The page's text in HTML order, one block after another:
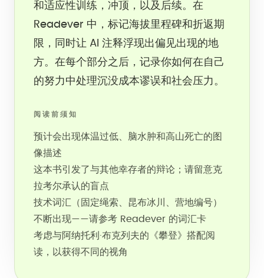
和适应性训练，冲顶，以及后续。在
Readever 中，标记海拔里程碑和折返期
限，同时让 AI 注释浮现出偏见出现的地
方。在每个部分之后，记录你如何在自己
的努力中处理沉没成本谬误和社会压力。
阅读前须知
预计会出现体温过低、脑水肿和高山死亡的图
像描述
这本书引发了与其他幸存者的辩论；请留意克
拉考尔承认的盲点
技术词汇（固定绳索、昆布冰川、营地编号）
不断出现——请参考 Readever 的词汇卡
考虑与阿纳托利·布克列夫的《攀登》搭配阅
读，以获得不同的视角